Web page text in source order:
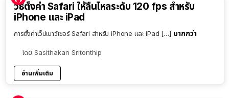
วิธีตั้งค่า Safari ให้ลื่นไหลระดับ 120 fps สำหรับ
iPhone และ iPad
การตั้งค่าเว็ปเบาว์เซอร์ Safari สำหรับ iPhone และ iPad […] มากกว่า
โดย Sasithakan Sritonthip
อ่านเพิ่มเติม